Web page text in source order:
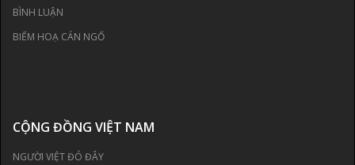
BÌNH LUẬN
BIẾM HOẠ CÁN NGỐ
CỘNG ĐỒNG VIỆT NAM
NGƯỜI VIỆT ĐÓ ĐÂY